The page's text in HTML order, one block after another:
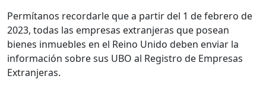
Permítanos recordarle que a partir del 1 de febrero de
2023, todas las empresas extranjeras que posean
bienes inmuebles en el Reino Unido deben enviar la
información sobre sus UBO al Registro de Empresas
Extranjeras.